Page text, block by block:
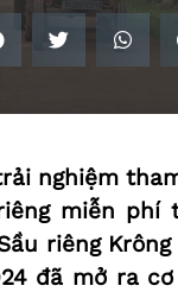
nghiệm
miễn phí
riêng
đã mở ra